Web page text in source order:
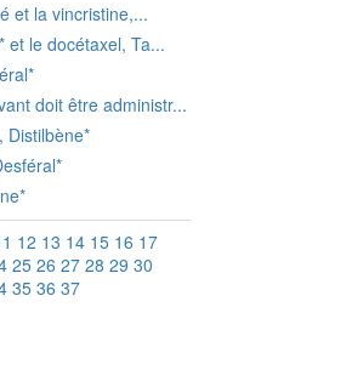
et la vincristine,...
et le docétaxel, Ta...
doit être administr...
Distilbène*
12 13 14 15 16 17
25 26 27 28 29 30
35 36 37